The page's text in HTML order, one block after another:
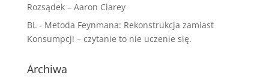
Rozsądek – Aaron Clarey
BL- Metoda Feynmana: Rekonstrukcja zamiast
Konsumpcji – czytanie to nie uczenie się.
Archiwa